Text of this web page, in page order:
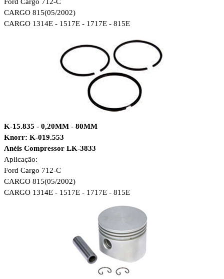
CARGO 815(05/2002)
CARGO 1314E - 1517E - 1717E - 815E
K-15.835 - 0,20MM - 80MM
Knorr: K-019.553
Anéis Compressor LK-3833
Aplicação:
Ford Cargo 712-C
CARGO 815(05/2002)
CARGO 1314E - 1517E - 1717E - 815E